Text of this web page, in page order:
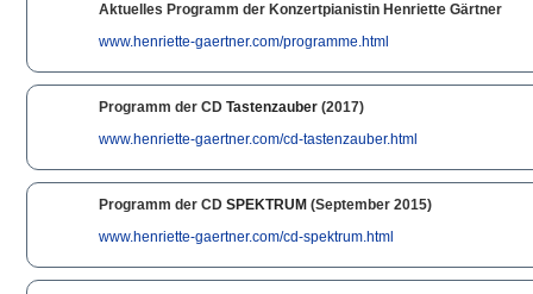
Aktuelles Programm der Konzertpianistin Henriette Gärtner
www.henriette-gaertner.com/programme.html
Programm der CDTastenzauber (2017)
www.henriette-gaertner.com/cd-tastenzauber.html
Programm der CDSPEKTRUM (September 2015)
www.henriette-gaertner.com/cd-spektrum.html